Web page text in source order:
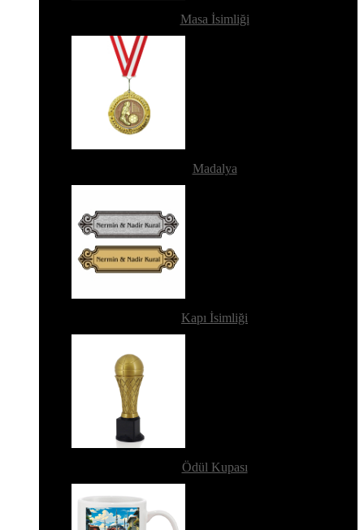
Masa İsimliği
Madalya
Kapı İsimliği
Ödül Kupası